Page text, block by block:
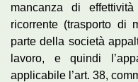
mancanza di
ricorrente (trasporto di
parte della società
lavoro, e quindi
applicabile l’art. 38,